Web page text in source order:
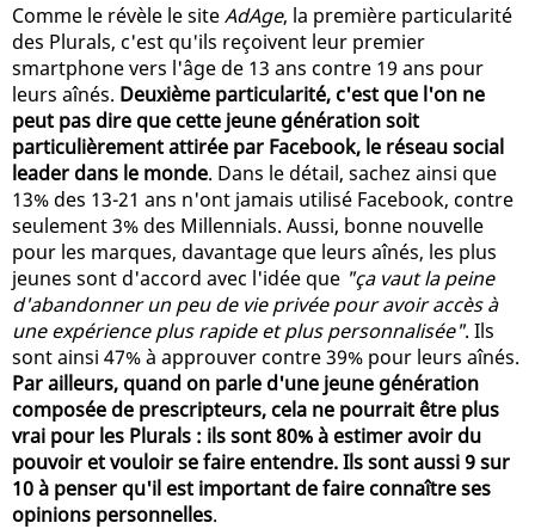
Comme le révèle le siteAdAge, la première particularité
des Plurals, c'est qu'ils reçoivent leur premier
smartphone vers l'âge de 13 ans contre 19 ans pour
leurs aînés. Deuxième particularité, c'est que l'on ne
peut pas dire que cette jeune génération soit
particulièrement attirée par Facebook, le réseau social
leader dans le monde. Dans le détail, sachez ainsi que
13% des 13-21 ans n'ont jamais utilisé Facebook, contre
seulement 3% des Millennials. Aussi, bonne nouvelle
pour les marques, davantage que leurs aînés, les plus
jeunes sont d'accord avec l'idée que "ça vaut la peine
d'abandonner un peu de vie privée pour avoir accès à
une expérience plus rapide et plus personnalisée". Ils
sont ainsi 47% à approuver contre 39% pour leurs aînés.
Par ailleurs, quand on parle d'une jeune génération
composée de prescripteurs, cela ne pourrait être plus
vrai pour les Plurals : ils sont 80% à estimer avoir du
pouvoir et vouloir se faire entendre. Ils sont aussi 9 sur
10 à penser qu'il est important de faire connaître ses
opinions personnelles.